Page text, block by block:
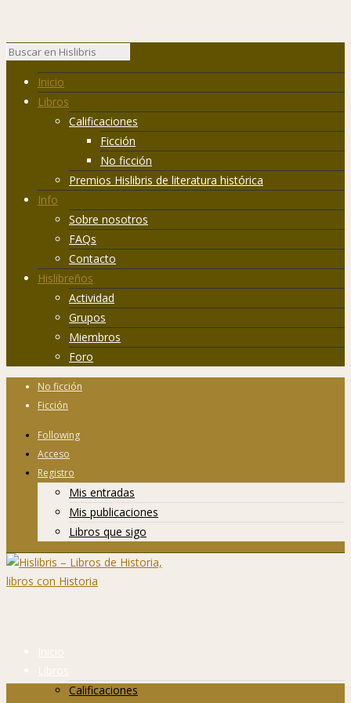
Inicio
Libros
Calificaciones
Ficción
No ficción
Premios Hislibris de literatura histórica
Info
Sobre nosotros
FAQs
Contacto
Hislibreños
Actividad
Grupos
Miembros
Foro
No ficción
Ficción
Following
Acceso
Registro
Mis entradas
Mis publicaciones
Libros que sigo
Inicio
Libros
Calificaciones